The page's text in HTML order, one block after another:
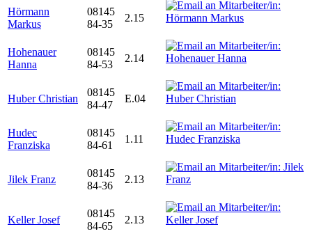
Hörmann
Markus
08145
84-35
2.15
Hohenauer
Hanna
08145
84-53
2.14
Huber Christian
08145
84-47
E.04
Hudec
Franziska
08145
84-61
1.11
Jilek Franz
08145
84-36
2.13
Keller Josef
08145
84-65
2.13